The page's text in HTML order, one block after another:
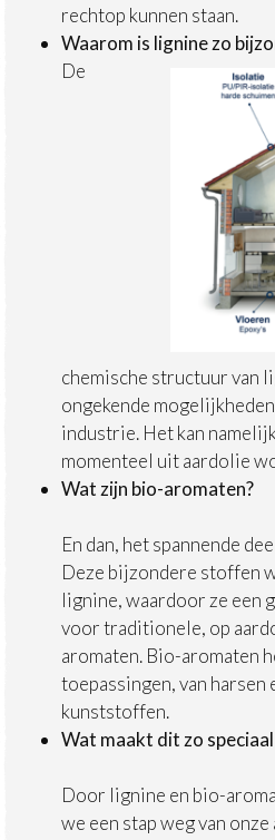
rechtop kunnen staan.
Waarom is lignine zo
De
chemische structuur van
ongekende
industrie. Het kan
momenteel uit aardolie
Wat zijn bio-aromaten?
En dan, het spannende
Deze bijzondere stoffen
lignine, waardoor ze een
voor traditionele, op
aromaten. Bio-aromaten
toepassingen, van
kunststoffen.
Wat maakt dit zo
Door lignine en bio-
we een stap weg van